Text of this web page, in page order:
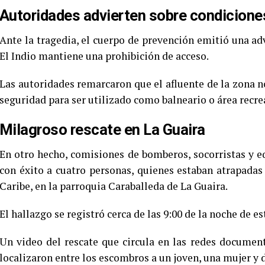
Autoridades advierten sobre
Ante la tragedia, el cuerpo de prevención emitió una
El Indio mantiene una prohibición de acceso.
Las autoridades remarcaron que el afluente de la zona
seguridad para ser utilizado como balneario o área
Milagroso rescate en La Guaira
En otro hecho, comisiones de bomberos, socorristas y
con éxito a cuatro personas, quienes estaban
Caribe, en la parroquia Caraballeda de La Guaira.
El hallazgo se registró cerca de las 9:00 de la noche de
Un video del rescate que circula en las redes
localizaron entre los escombros a un joven, una mujer y